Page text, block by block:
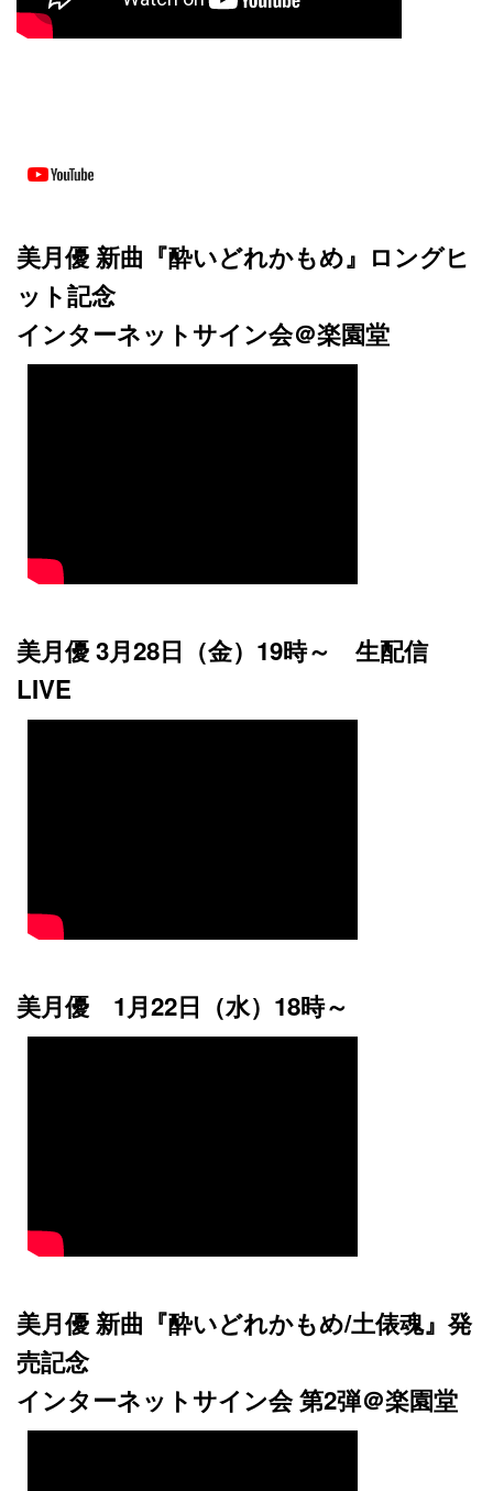
美月優 新曲『酔いどれかもめ』ロングヒ
ット記念
インターネットサイン会＠楽園堂
美月優 3月28日（金）19時～ 生配信
LIVE
美月優 1月22日（水）18時～
美月優 新曲『酔いどれかもめ/土俵魂』発
売記念
インターネットサイン会 第2弾＠楽園堂